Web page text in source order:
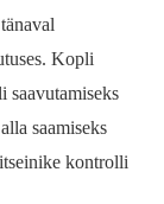
Kopli
saavutamiseks
saamiseks
kontrolli